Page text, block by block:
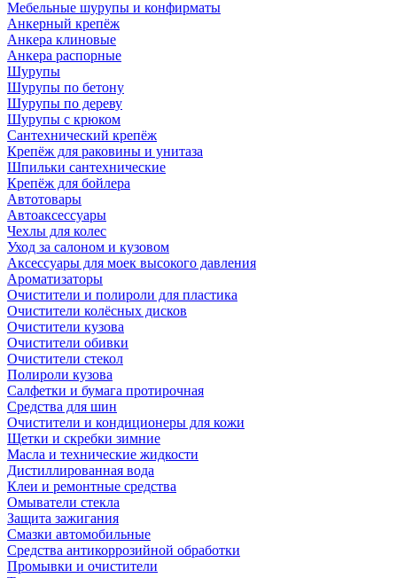
Мебельные шурупы и конфирматы
Анкерный крепёж
Анкера клиновые
Анкера распорные
Шурупы
Шурупы по бетону
Шурупы по дереву
Шурупы с крюком
Сантехнический крепёж
Крепёж для раковины и унитаза
Шпильки сантехнические
Крепёж для бойлера
Автотовары
Автоаксессуары
Чехлы для колес
Уход за салоном и кузовом
Аксессуары для моек высокого давления
Ароматизаторы
Очистители и полироли для пластика
Очистители колёсных дисков
Очистители кузова
Очистители обивки
Очистители стекол
Полироли кузова
Салфетки и бумага протирочная
Средства для шин
Очистители и кондиционеры для кожи
Щетки и скребки зимние
Масла и технические жидкости
Дистиллированная вода
Клеи и ремонтные средства
Омыватели стекла
Защита зажигания
Смазки автомобильные
Средства антикоррозийной обработки
Промывки и очистители